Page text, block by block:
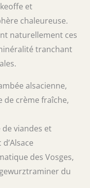
et
chaleureuse.
naturellement ces
tranchant
alsacienne,
de crème fraîche,
viandes et
des Vosges,
du